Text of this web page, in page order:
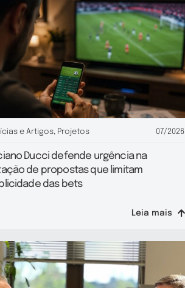
e Artigos, Projetos 07/2026
Ducci defende urgência na
de propostas que limitam
das bets
Leia mais